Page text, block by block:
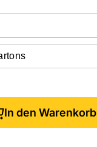
In den Warenkorb